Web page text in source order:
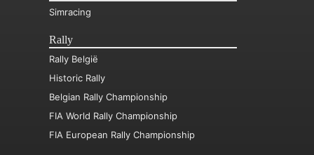
Simracing
Rally
Rally België
Historic Rally
Belgian Rally Championship
FIA World Rally Championship
FIA European Rally Championship